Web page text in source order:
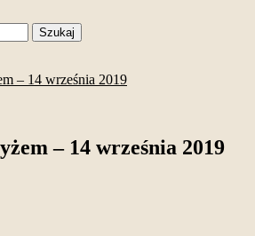
Szukaj
– 14 września 2019
– 14 września 2019